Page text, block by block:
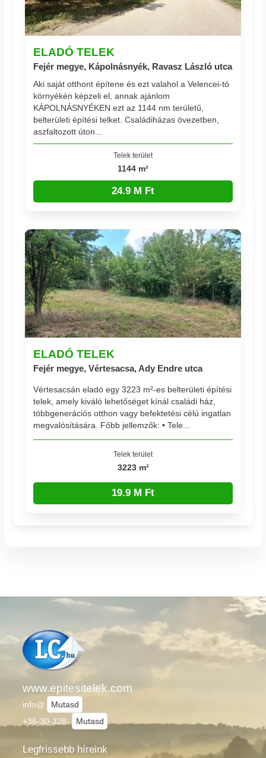
ELADÓ TELEK
Fejér megye, Kápolnásnyék, Ravasz László utca
Aki saját otthont építene és ezt valahol a Velencei-tó
környékén képzeli el, annak ajánlom
KÁPOLNÁSNYÉKEN ezt az 1144 nm területű,
belterületi építési telket. Családiházas övezetben,
aszfaltozott úton...
Telek terület
1144 m²
24.9 M Ft
ELADÓ TELEK
Fejér megye, Vértesacsa, Ady Endre utca
Vértesacsán eladó egy 3223 m²-es belterületi építési
telek, amely kiváló lehetőséget kínál családi ház,
többgenerációs otthon vagy befektetési célú ingatlan
megvalósítására. Főbb jellemzők: • Tele...
Telek terület
3223 m²
19.9 M Ft
www.epitesitelek.com
info@
Mutasd
+36-30-328-
Mutasd
Legfrissebb híreink